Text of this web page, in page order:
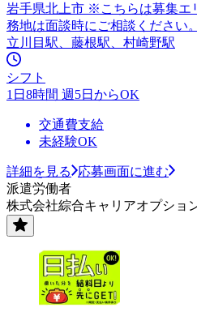
岩手県北上市 ※こちらは募集エ
務地は面談時にご相談ください。
立川目駅、藤根駅、村崎野駅
シフト
1日8時間 週5日からOK
交通費支給
未経験OK
詳細を見る
応募画面に進む
派遣労働者
株式会社綜合キャリアオプショ